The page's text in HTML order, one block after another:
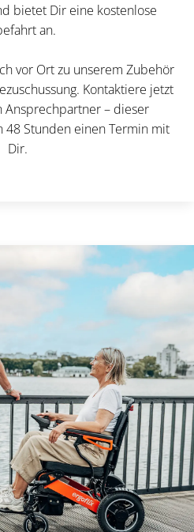
bietet Dir eine kostenlose
an.
vor Ort zu unserem Zubehör
Kontaktiere jetzt
Ansprechpartner – dieser
Stunden einen Termin mit
Dir.